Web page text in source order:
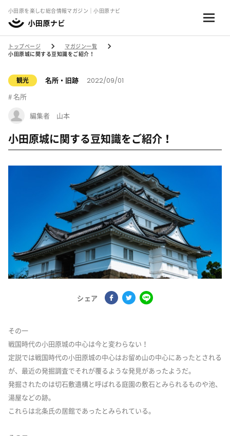
小田原を楽しむ総合情報マガジン｜小田原ナビ
トップページ
マガジン一覧
小田原城に関する豆知識をご紹介！
観光 名所・旧跡 2022/09/01
名所
編集者 山本
小田原城に関する豆知識をご紹介！
シェア
その一
戦国時代の小田原城の中心は今と変わらない！
定説では戦国時代の小田原城の中心はお留め山の中心にあったとされる
が、最近の発掘調査でそれが覆るような発見があったようだ。
発掘されたのは切石敷遺構と呼ばれる庭園の敷石とみられるものや池、
湯屋などの跡。
これらは北条氏の居館であったとみられている。